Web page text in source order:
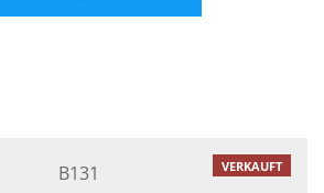
VERKAUFT
B131